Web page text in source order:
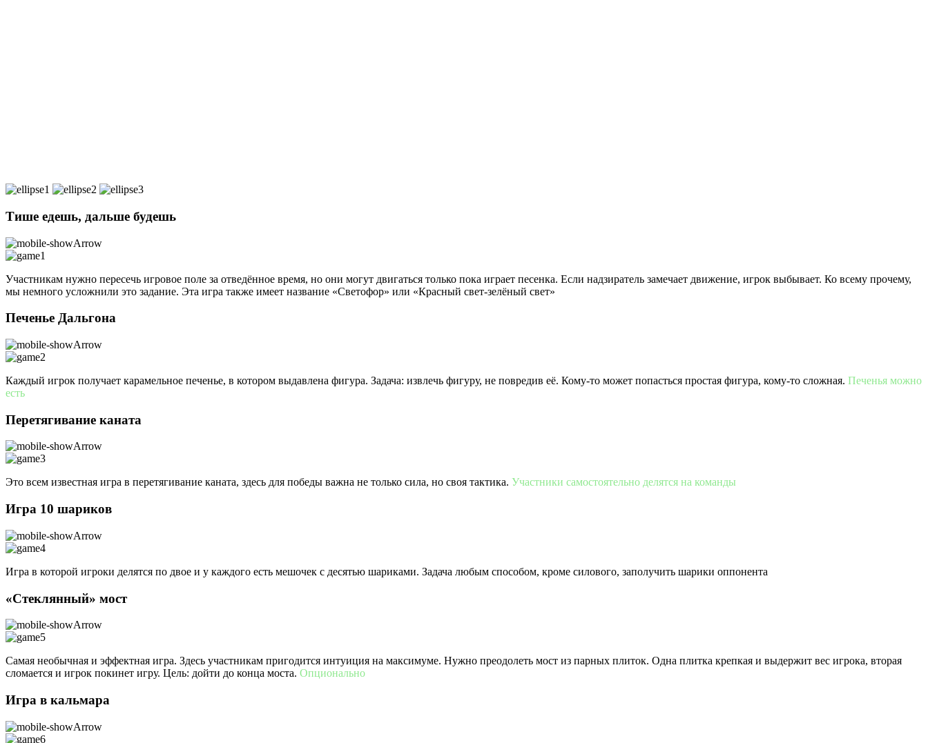
Тише едешь, дальше будешь
Участникам нужно пересечь игровое поле за отведённое время, но они могут двигаться только пока играет песенка. Если надзиратель замечает движение, игрок выбывает. Ко всему прочему,
мы немного усложнили это задание. Эта игра также имеет название «Светофор» или «Красный свет-зелёный свет»
Печенье Дальгона
Каждый игрок получает карамельное печенье, в котором выдавлена фигура. Задача: извлечь фигуру, не повредив её. Кому-то может попасться простая фигура, кому-то сложная. Печенья можно
есть
Перетягивание каната
Это всем известная игра в перетягивание каната, здесь для победы важна не только сила, но своя тактика. Участники самостоятельно делятся на команды
Игра 10 шариков
Игра в которой игроки делятся по двое и у каждого есть мешочек с десятью шариками. Задача любым способом, кроме силового, заполучить шарики оппонента
«Стеклянный» мост
Cамая необычная и эффектная игра. Здесь участникам пригодится интуиция на максимуме. Нужно преодолеть мост из парных плиток. Одна плитка крепкая и выдержит вес игрока, вторая
сломается и игрок покинет игру. Цель: дойти до конца моста. Опционально
Игра в кальмара